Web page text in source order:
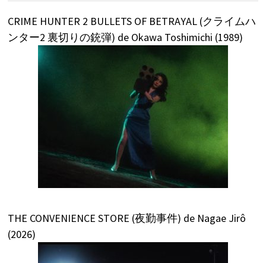
CRIME HUNTER 2 BULLETS OF BETRAYAL (クライムハ
ンター2 裏切りの銃弾) de Okawa Toshimichi (1989)
THE CONVENIENCE STORE (夜勤事件) de Nagae Jirô
(2026)